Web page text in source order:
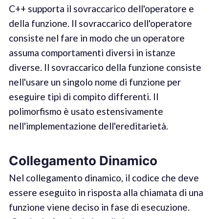
C++ supporta il sovraccarico dell'operatore e
della funzione. Il sovraccarico dell'operatore
consiste nel fare in modo che un operatore
assuma comportamenti diversi in istanze
diverse. Il sovraccarico della funzione consiste
nell'usare un singolo nome di funzione per
eseguire tipi di compito differenti. Il
polimorfismo è usato estensivamente
nell'implementazione dell'ereditarietà.
Collegamento Dinamico
Nel collegamento dinamico, il codice che deve
essere eseguito in risposta alla chiamata di una
funzione viene deciso in fase di esecuzione.